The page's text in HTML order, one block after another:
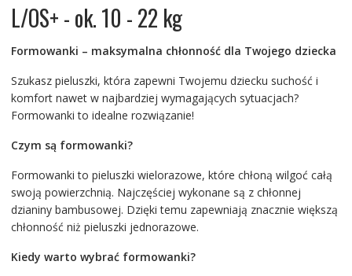
L/OS+ - ok. 10 - 22 kg
Formowanki – maksymalna chłonność dla Twojego dziecka
Szukasz pieluszki, która zapewni Twojemu dziecku suchość i
komfort nawet w najbardziej wymagających sytuacjach?
Formowanki to idealne rozwiązanie!
Czym są formowanki?
Formowanki to pieluszki wielorazowe, które chłoną wilgoć całą
swoją powierzchnią. Najczęściej wykonane są z chłonnej
dzianiny bambusowej. Dzięki temu zapewniają znacznie większą
chłonność niż pieluszki jednorazowe.
Kiedy warto wybrać formowanki?